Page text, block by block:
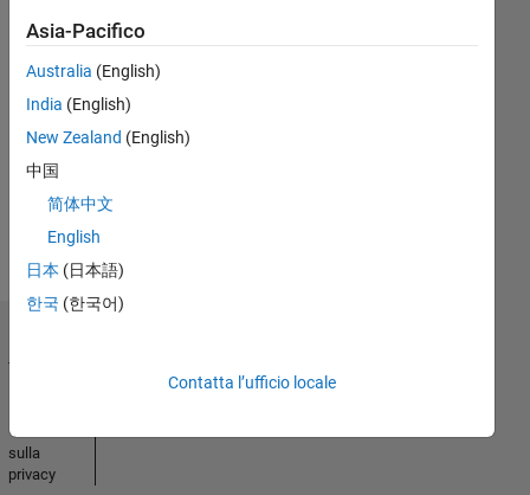
Nessuna
attività
Asia-Pacifico
Australia (English)
India (English)
New Zealand (English)
中国
简体中文
English
日本 (日本語)
한국 (한국어)
Contatta l’ufficio locale
fiducia
Informativa
sulla
privacy